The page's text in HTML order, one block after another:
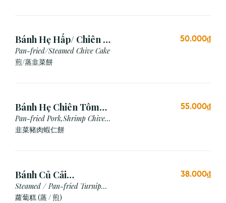
Bánh Hẹ Hấp/ Chiên (3
Cái)
Pan-fried/Steamed Chive Cake
煎/蒸韭菜餅
50.000₫
Bánh Hẹ Chiên Tôm
Thịt
Pan-fried Pork,Shrimp Chive
Cake
韭菜豬肉蝦仁餅
55.000₫
Bánh Củ Cải
Hấp/Chiên (3 viên)
Steamed / Pan-fried Turnip
Cake
蘿蔔糕 (蒸 / 煎)
38.000₫